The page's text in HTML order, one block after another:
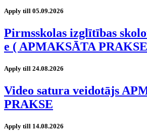
Apply till 05.09.2026
Pirmsskolas izglītības
e ( APMAKSĀTA
Apply till 24.08.2026
Video satura veidotājs
PRAKSE
Apply till 14.08.2026